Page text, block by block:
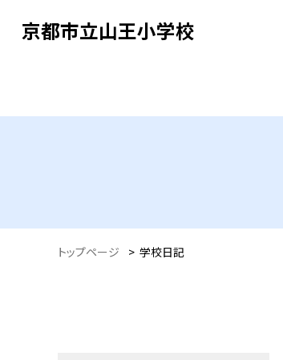
京都市立山王小学校
トップページ > 学校日記